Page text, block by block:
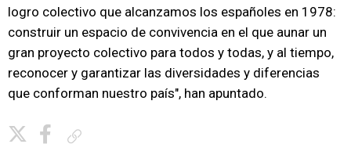
logro colectivo que alcanzamos los españoles en 1978:
construir un espacio de convivencia en el que aunar un
gran proyecto colectivo para todos y todas, y al tiempo,
reconocer y garantizar las diversidades y diferencias
que conforman nuestro país", han apuntado.